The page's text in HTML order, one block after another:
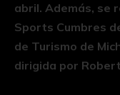
abril. Además, se
Sports Cumbres
de Turismo de
dirigida por